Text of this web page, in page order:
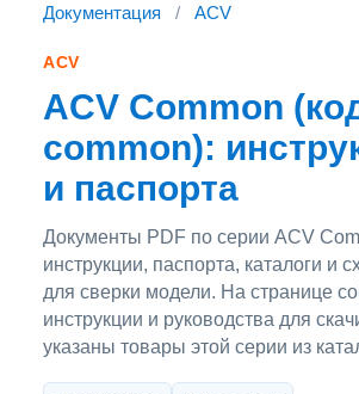
Документация / ACV
ACV
ACV Common
common):
и паспорта
Документы PDF по серии ACV
инструкции, паспорта, каталоги и
для сверки модели. На странице
инструкции и руководства для
указаны товары этой серии из